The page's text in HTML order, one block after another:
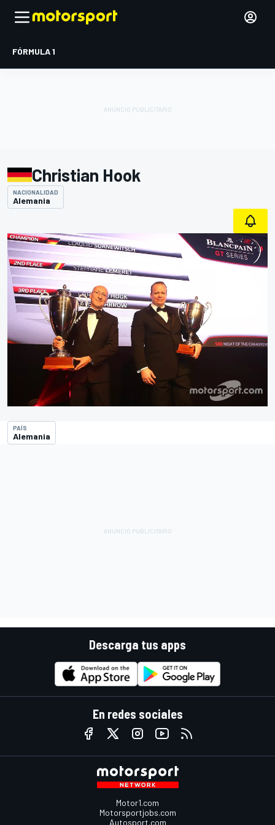
FÓRMULA 1
Christian Hook
NACIONALIDAD
Alemania
PAÍS
Alemania
Descarga tus apps
En redes sociales
Motor1.com
Motorsportjobs.com
Autosport.com